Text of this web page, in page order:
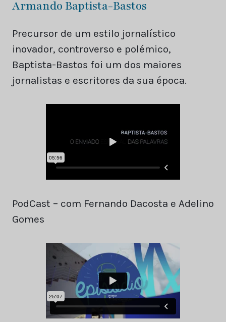
Armando Baptista-Bastos
Precursor de um estilo jornalístico
inovador, controverso e polémico,
Baptista-Bastos foi um dos maiores
jornalistas e escritores da sua época.
PodCast – com Fernando Dacosta e Adelino
Gomes